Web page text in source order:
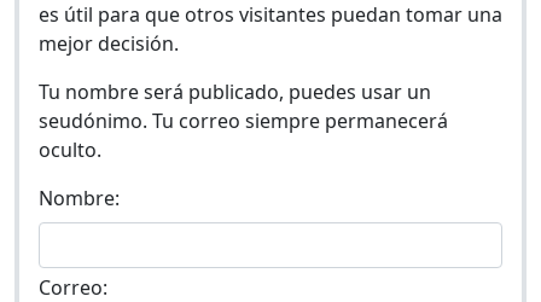
es útil para que otros visitantes puedan tomar una
mejor decisión.
Tu nombre será publicado, puedes usar un
seudónimo. Tu correo siempre permanecerá
oculto.
Nombre:
Correo: